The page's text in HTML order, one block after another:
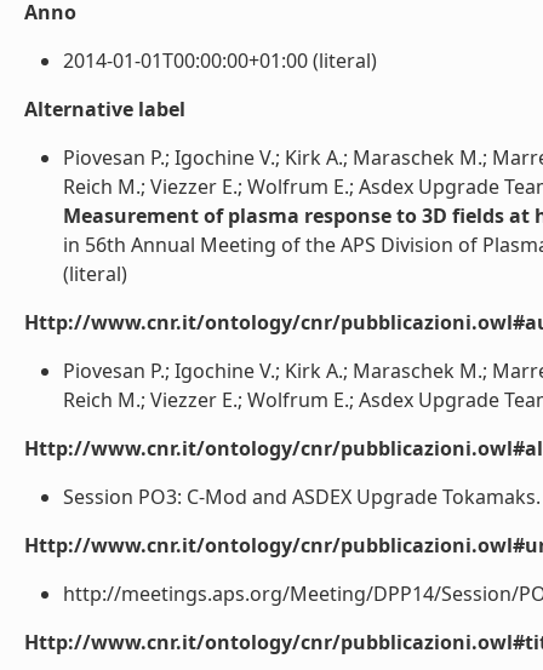
Anno
2014-01-01T00:00:00+01:00 (literal)
Alternative label
Piovesan P.; Igochine V.; Kirk A.; Maraschek M.;
Reich M.; Viezzer E.; Wolfrum E.; Asdex Upgrade
Measurement of plasma response to 3D fields at
in 56th Annual Meeting of the APS Division of
(literal)
Http://www.cnr.it/ontology/cnr/
Piovesan P.; Igochine V.; Kirk A.; Maraschek M.;
Reich M.; Viezzer E.; Wolfrum E.; Asdex Upgrade
Http://www.cnr.it/ontology/cnr/
Session PO3: C-Mod and ASDEX Upgrade
Http://www.cnr.it/ontology/cnr/
http://meetings.aps.org/Meeting/DPP14/Session/
Http://www.cnr.it/ontology/cnr/